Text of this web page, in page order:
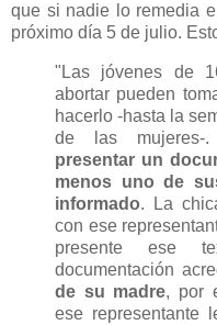
que si nadie lo remedia
próximo día 5 de julio.
"Las jóvenes de
abortar pueden
hacerlo -hasta la
de las mujeres-
presentar un
menos uno de
informado. La
con ese
presente ese
documentación
de su madre, por
ese representante